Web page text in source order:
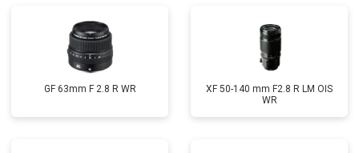
GF 63mm F 2.8 R WR
XF 50-140 mm F2.8 R LM OIS
WR